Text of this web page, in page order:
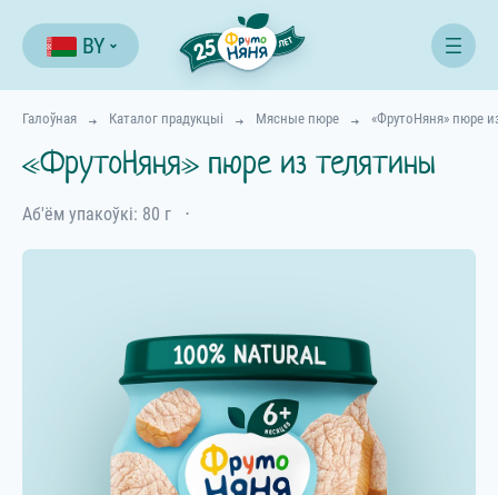
BY
Галоўная Каталог прадукцыі Мясные пюре «ФрутоНяня» пюре
«ФрутоНяня» пюре из телятины
Аб'ём упакоўкі: 80 г ⋅